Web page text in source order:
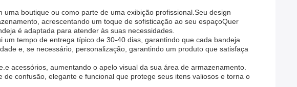
boutique ou como parte de uma exibição profissional.Seu design
acrescentando um toque de sofisticação ao seu espaçoQuer
é adaptada para atender às suas necessidades.
tempo de entrega típico de 30-40 dias, garantindo que cada bandeja
e, se necessário, personalização, garantindo um produto que satisfaça
acessórios, aumentando o apelo visual da sua área de armazenamento.
confusão, elegante e funcional que protege seus itens valiosos e torna o